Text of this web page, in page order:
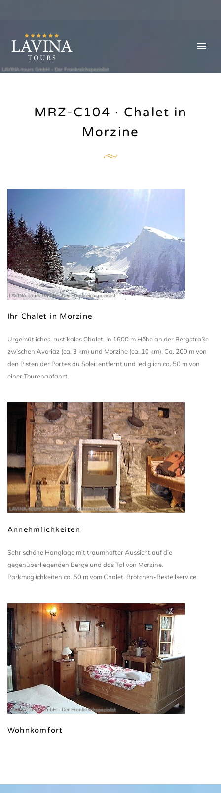
LAVINA-tours GmbH - Der Frankreichspezialist
MRZ-C104 · Chalet in
Morzine
LAVINA-tours GmbH - Der Frankreichspezialist
Ihr Chalet in Morzine
Urgemütliches, rustikales Chalet, in 1600 m Höhe an der Bergstraße
zwischen Avoriaz (ca. 3 km) und Morzine (ca. 10 km). Ca. 200 m von
den Pisten der Portes du Soleil entfernt und lediglich ca. 50 m von
einer Tourenabfahrt.
LAVINA-tours GmbH - Der Frankreichspezialist
Annehmlichkeiten
Sehr schöne Hanglage mit traumhafter Aussicht auf die
gegenüberliegenden Berge und das Tal von Morzine.
Parkmöglichkeiten ca. 50 m vom Chalet. Brötchen-Bestellservice.
LAVINA-tours GmbH - Der Frankreichspezialist
Wohnkomfort